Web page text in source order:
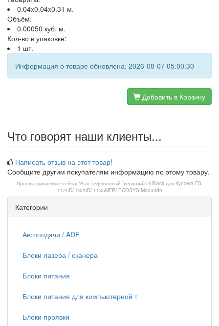
0.04x0.04x0.31 м.
Объём:
0.00050 куб. м.
Кол-во в упаковке:
1 шт.
Информация о товаре обновлена: 2026-08-07 05:00:30
Добавить в Корзину
Что говорят наши клиенты...
Написать отзыв на этот товар!
Сообщите другим покупателям информацию по этому товару.
Просматриваемые сейчас:Вал тефлоновый (верхний) Hi-Black для Kyocera FS-
1120D/ 1320D/ 1135MFP/ ECOSYS M2030dn
Категории
Автоподачи / ADF
Блоки лазера / сканера
Блоки питания
Блоки питания для компьютерной т
Блоки проявки